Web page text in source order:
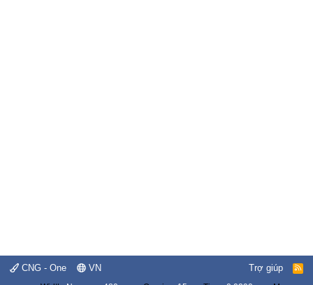
CNG - One VN Trợ giúp
R